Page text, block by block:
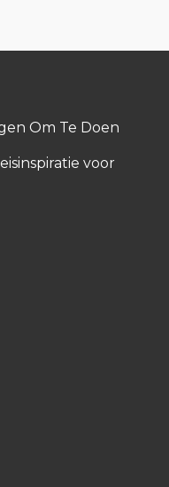
Om Te Doen
voor